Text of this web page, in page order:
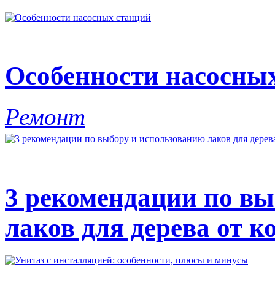
Особенности
Ремонт
3 рекомендации по
лаков для дерева от